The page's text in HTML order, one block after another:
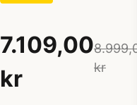
7.109,00
kr
kr